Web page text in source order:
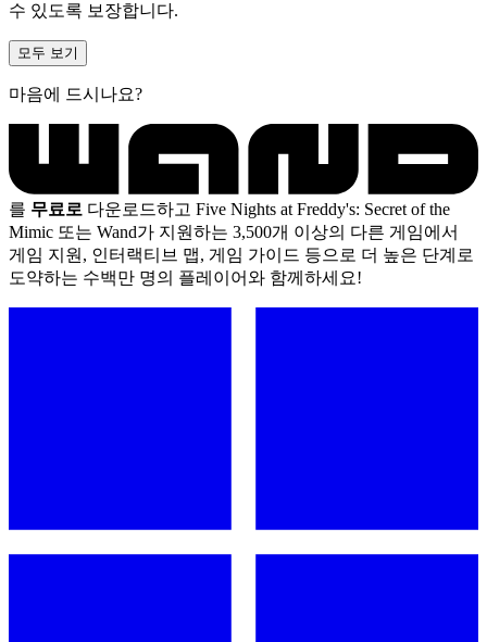
수 있도록 보장합니다.
모두 보기
마음에 드시나요?
를 무료로 다운로드하고 Five Nights at Freddy's: Secret of the
Mimic 또는 Wand가 지원하는 3,500개 이상의 다른 게임에서
게임 지원, 인터랙티브 맵, 게임 가이드 등으로 더 높은 단계로
도약하는 수백만 명의 플레이어와 함께하세요!